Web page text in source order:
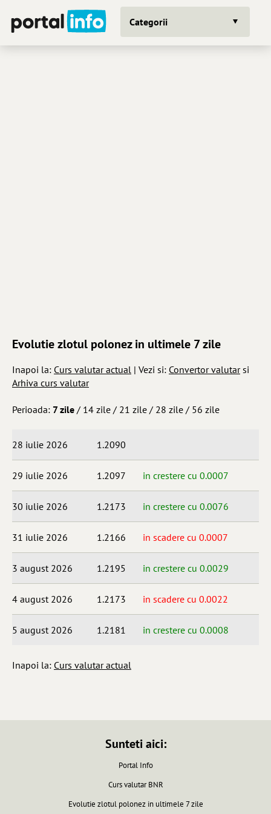
Categorii
Evolutie zlotul polonez in ultimele 7 zile
Inapoi la: Curs valutar actual | Vezi si: Convertor valutarsi
Arhiva curs valutar
Perioada: 7 zile / 14 zile / 21 zile / 28 zile / 56 zile
28 iulie 2026 1.2090
29 iulie 2026 1.2097 in crestere cu 0.0007
30 iulie 2026 1.2173 in crestere cu 0.0076
31 iulie 2026 1.2166 in scadere cu 0.0007
3 august 2026 1.2195 in crestere cu 0.0029
4 august 2026 1.2173 in scadere cu 0.0022
5 august 2026 1.2181 in crestere cu 0.0008
Inapoi la: Curs valutar actual
Sunteti aici:
Portal Info
Curs valutar BNR
Evolutie zlotul polonez in ultimele 7 zile